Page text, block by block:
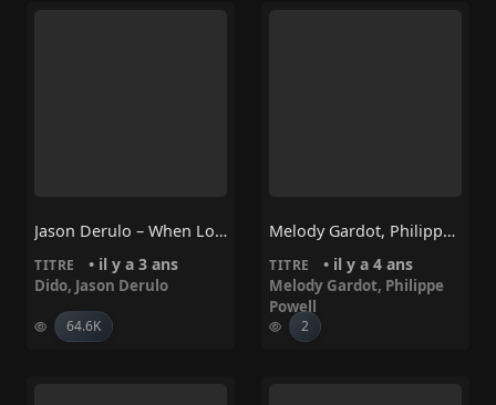
Jason Derulo – When Love Sucks (feat. Dido)
TITRE • il y a 3 ans
Dido, Jason Derulo
64.6K
Melody Gardot, Philippe Powell – This Foolish Heart Could Love You
TITRE • il y a 4 ans
Melody Gardot, Philippe
Powell
2